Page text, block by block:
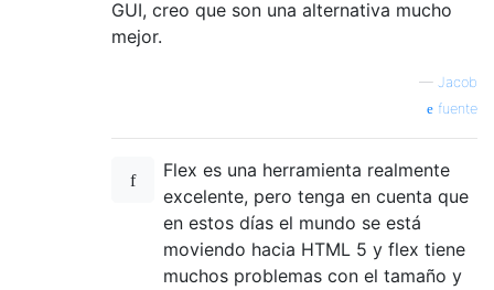
GUI, creo que son una alternativa mucho
mejor.
— Jacob
fuente
Flex es una herramienta realmente
excelente, pero tenga en cuenta que
en estos días el mundo se está
moviendo hacia HTML 5 y flex tiene
muchos problemas con el tamaño y